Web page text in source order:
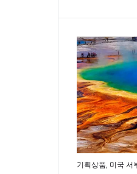
기획상품, 미국 서